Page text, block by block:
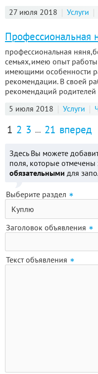
27 июля 2018
Услуги
Профессиональная
профессиональная
семьях,имею опыт работы
имеющими особенности
рекомендации. В своей
рекомендаций родителей
5 июля 2018
Услуги
1 2 3 ... 21 вперед
Здесь Вы можете
поля, которые отмечены
обязательными для
Выберите раздел
Заголовок объявления
Текст объявления